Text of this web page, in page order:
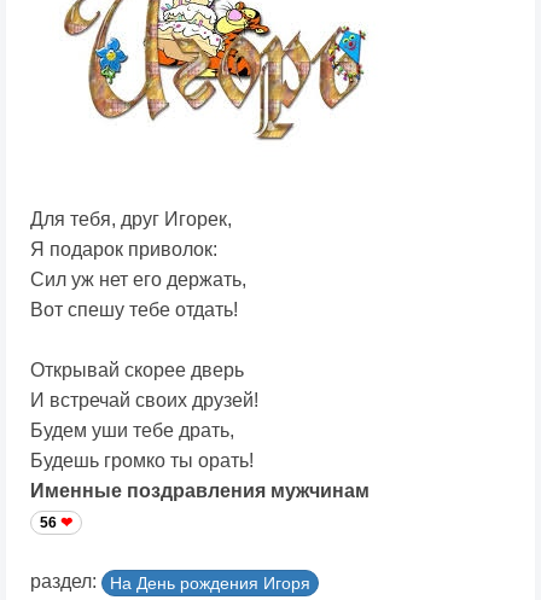
Для тебя, друг Игорек,
Я подарок приволок:
Сил уж нет его держать,
Вот спешу тебе отдать!
Открывай скорее дверь
И встречай своих друзей!
Будем уши тебе драть,
Будешь громко ты орать!
Именные поздравления мужчинам
56
раздел: На День рождения Игоря